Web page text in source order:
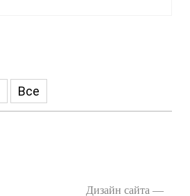
Все
Дизайн сайта —